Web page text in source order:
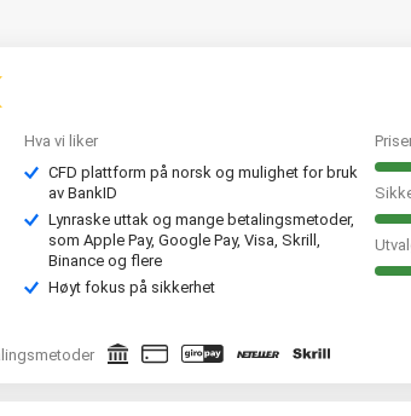
Hva vi liker
CFD plattform på norsk og mulighet for bruk
av BankID
Lynraske uttak og mange betalingsmetoder,
som Apple Pay, Google Pay, Visa, Skrill,
Binance og flere
Høyt fokus på sikkerhet